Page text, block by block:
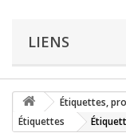
LIENS
Étiquettes,
Étiquettes